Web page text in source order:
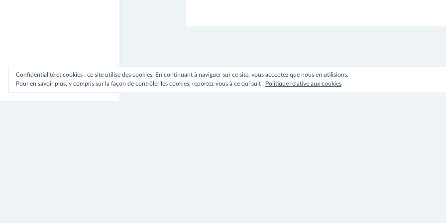
Confidentialité et cookies : ce site utilise des cookies. En continuant à naviguer sur ce site, vous acceptez que nous en utilisions.
Pour en savoir plus, y compris sur la façon de contrôler les cookies, reportez-vous à ce qui suit : Politique relative aux cookies